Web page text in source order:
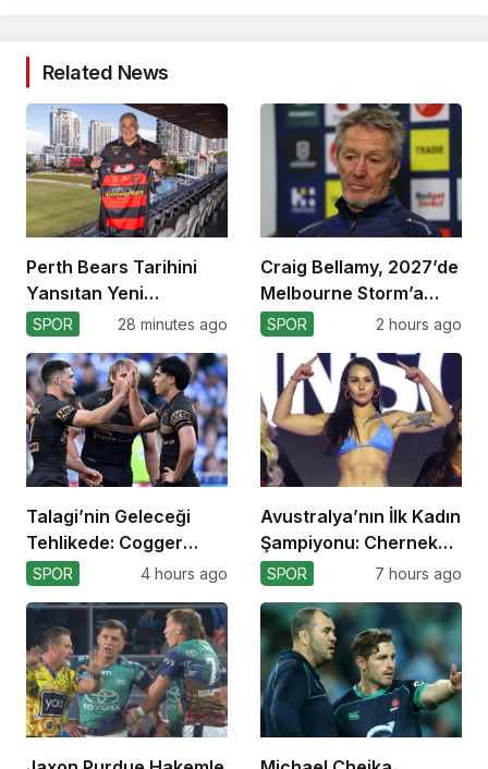
Related News
Perth Bears Tarihini
Yansıtan Yeni
Formasını Tanıttı
SPOR 28 minutes ago
Craig Bellamy, 2027’de
Melbourne Storm’a
Dönüyor!
SPOR 2 hours ago
Talagi’nin Geleceği
Tehlikede: Cogger
Tercihi!
SPOR 4 hours ago
Avustralya’nın İlk Kadın
Şampiyonu: Cherneka
Johnson
SPOR 7 hours ago